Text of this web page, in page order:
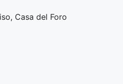
Casa del Foro